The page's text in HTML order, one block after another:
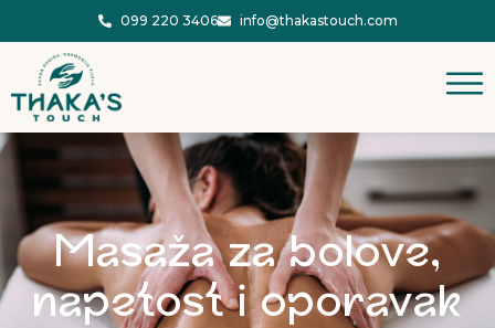
099 220 3406 info@thakastouch.com
Masaža za bolove,
napetost i oporavak